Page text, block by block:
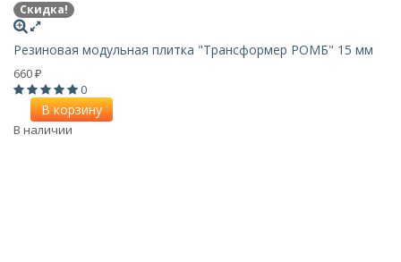
Скидка!
Резиновая модульная плитка "Трансформер РОМБ" 15 мм
660 ₽
0
В корзину
В наличии